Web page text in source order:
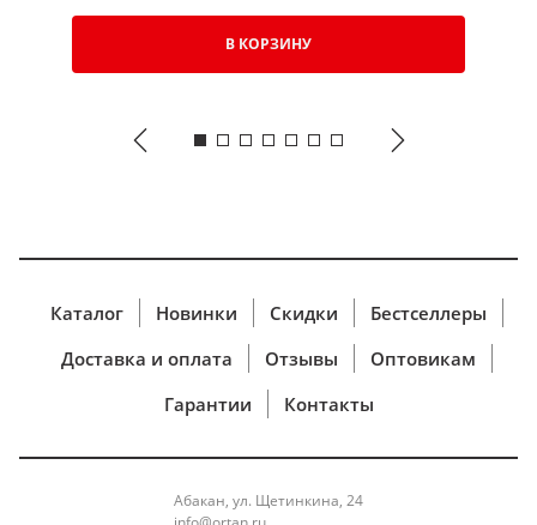
В КОРЗИНУ
Каталог Новинки Скидки
Бестселлеры
Доставка и оплата
Отзывы
Оптовикам
Гарантии
Контакты
Абакан, ул. Щетинкина, 24